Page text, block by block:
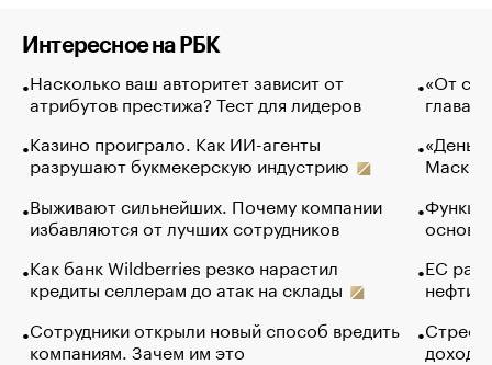
Интересное на РБК
Насколько ваш авторитет зависит от
атрибутов престижа? Тест для лидеров
Казино проиграло. Как ИИ-агенты
разрушают букмекерскую индустрию
Выживают сильнейших. Почему компании
избавляются от лучших сотрудников
Как банк Wildberries резко нарастил
кредиты селлерам до атак на склады
Сотрудники открыли новый способ вредить
компаниям. Зачем им это
«От
глава
Маск в
основ
ЕС
нефти